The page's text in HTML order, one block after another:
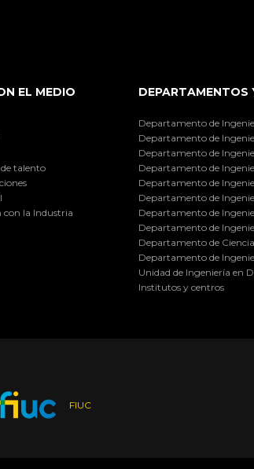
EL MEDIO
talento
con la Industria
DEPARTAMENTOS
Departamento de
Departamento de
Departamento de
Departamento de
Departamento de
Departamento de
Departamento de
Departamento de
Departamento de
Departamento de
Unidad de Ingeniería en
Institutos y centros
FIUC